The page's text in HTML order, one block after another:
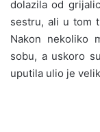
dolazila od
sestru, ali u tom
Nakon nekoliko
sobu, a uskoro
uputila ulio je